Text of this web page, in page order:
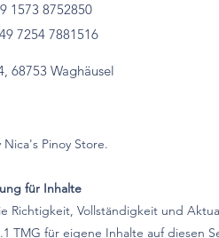
1573 8752850
7254 7881516
68753 Waghäusel
Pinoy Store.
für Inhalte
Vollständigkeit und
TMG für eigene Inhalte auf diesen